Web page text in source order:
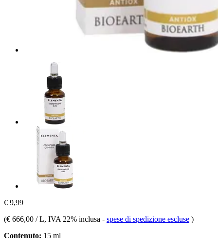
€ 9,99
(€ 666,00 / L, IVA 22% inclusa - spese di spedizione escluse )
Contenuto: 15 ml